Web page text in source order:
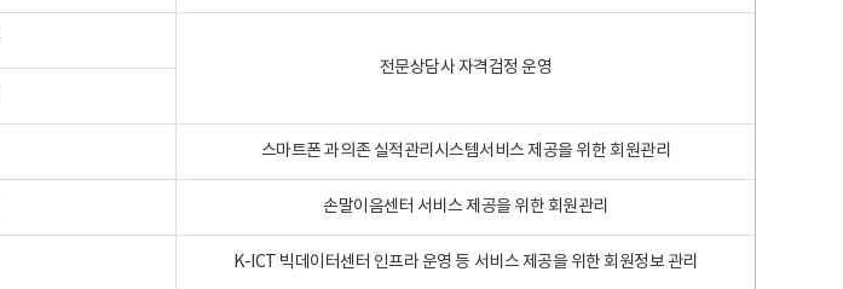
전문상담사 자격검정 운영
스마트폰 과의존 실적관리시스템서비스 제공을 위한 회원관리
손말이음센터 서비스 제공을 위한 회원관리
K-ICT 빅데이터센터 인프라 운영 등 서비스 제공을 위한 회원정보 관리